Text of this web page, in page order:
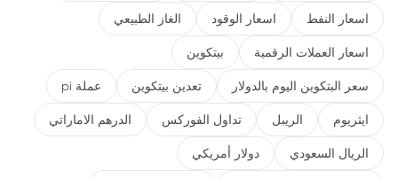
اسعار النفط اسعار الوقود الغاز الطبيعي
اسعار العملات الرقمية بيتكوين
سعر البتكوين اليوم بالدولار تعدين بيتكوين عملة pi
ايثريوم الريبل تداول الفوركس الدرهم الاماراتي
الريال السعودي دولار أمريكي